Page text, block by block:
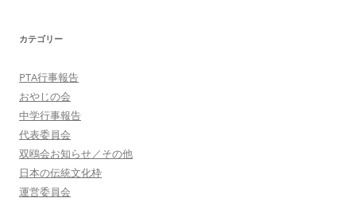
カテゴリー
PTA行事報告
おやじの会
中学行事報告
代表委員会
双鴎会お知らせ／その他
日本の伝統文化枠
運営委員会